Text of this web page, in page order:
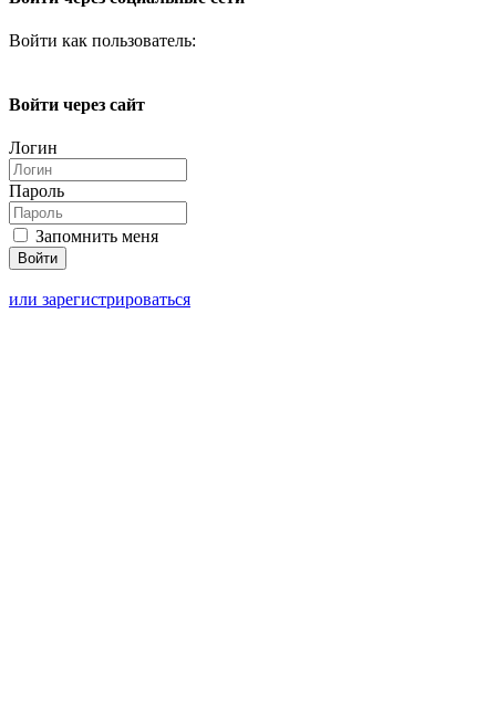
Войти как пользователь:
Войти через сайт
Логин
Пароль
Запомнить меня
или зарегистрироваться